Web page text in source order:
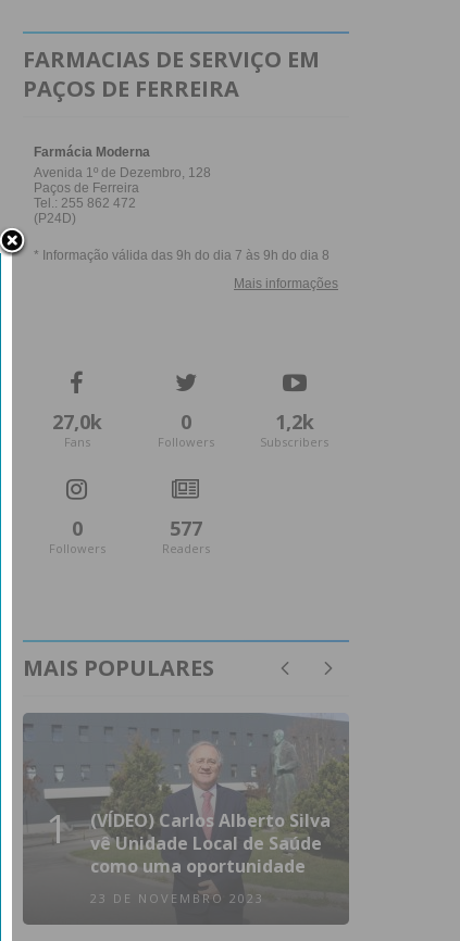
FARMACIAS DE SERVIÇO EM
PAÇOS DE FERREIRA
27,0k
Fans
0
Followers
1,2k
Subscribers
0
Followers
577
Readers
MAIS POPULARES
1
(VÍDEO) Carlos Alberto Silva
vê Unidade Local de Saúde
como uma oportunidade
23 DE NOVEMBRO 2023